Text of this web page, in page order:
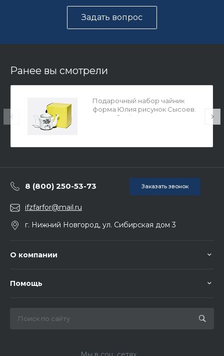
Задать вопрос
Ранее вы смотрели
Подарочный набор чайник
форма Юлия рисунок Сысоев.
Волшебный сад II арт.
8 (800) 250-53-73 Заказать звонок
ifzfarfor@mail.ru
г. Нижний Новгород, ул. Сибирская дом 3
О компании
Помощь